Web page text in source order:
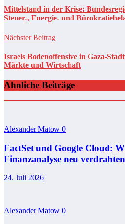
Mittelstand in der Krise:
Steuer-, Energie- und
Nächster Beitrag
Israels Bodenoffensive in Gaza-
Märkte und Wirtschaft
Ähnliche Beiträge
Alexander Matow 0
FactSet und Google Cloud:
Finanzanalyse neu verdrahten
24. Juli 2026
Alexander Matow 0